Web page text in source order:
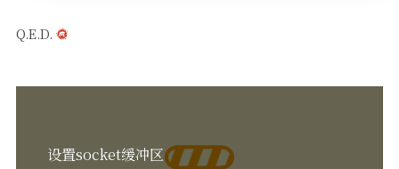
Q.E.D.
设置socket缓冲区